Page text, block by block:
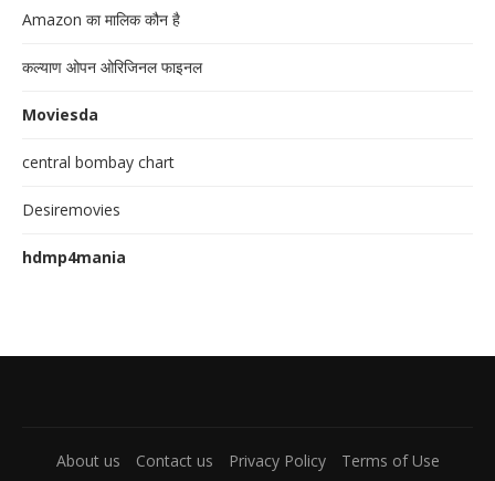
Amazon का मालिक कौन है
कल्याण ओपन ओरिजिनल फाइनल
Moviesda
central bombay chart
Desiremovies
hdmp4mania
About us Contact us Privacy Policy Terms of Use